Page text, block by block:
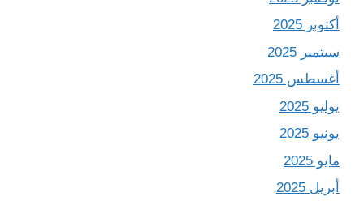
أكتوبر 2025
سبتمبر 2025
أغسطس 2025
يوليو 2025
يونيو 2025
مايو 2025
أبريل 2025